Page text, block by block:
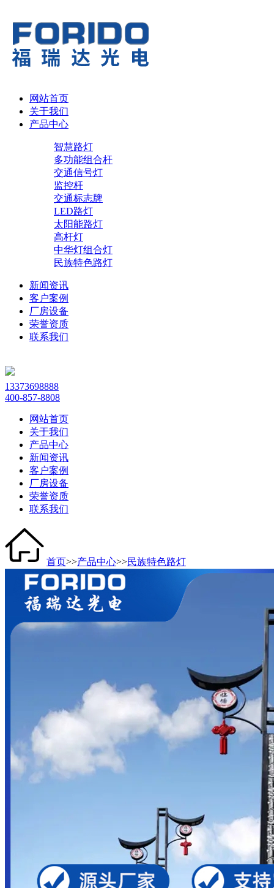
网站首页
关于我们
产品中心
智慧路灯
多功能组合杆
交通信号灯
监控杆
交通标志牌
LED路灯
太阳能路灯
高杆灯
中华灯组合灯
民族特色路灯
新闻资讯
客户案例
厂房设备
荣誉资质
联系我们
13373698888
400-857-8808
网站首页
关于我们
产品中心
新闻资讯
客户案例
厂房设备
荣誉资质
联系我们
首页>>产品中心>>民族特色路灯